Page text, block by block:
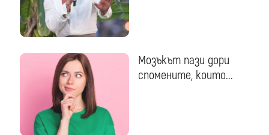
Мозъкът пази дори
спомените, които...